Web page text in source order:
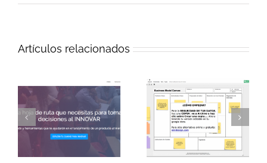
Artículos relacionados
Crea tu business
model canvas con
google docs
Dale un impulso a
tu proyecto:
aceleradoras de
startups